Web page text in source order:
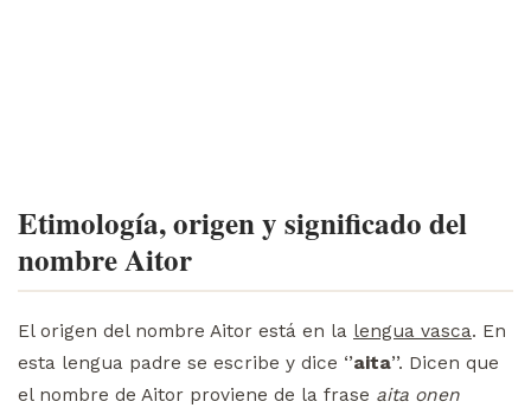
Etimología, origen y significado del
nombre Aitor
El origen del nombre Aitor está en la lengua vasca. En
esta lengua padre se escribe y dice ‘’aita’’. Dicen que
el nombre de Aitor proviene de la frase aita onen